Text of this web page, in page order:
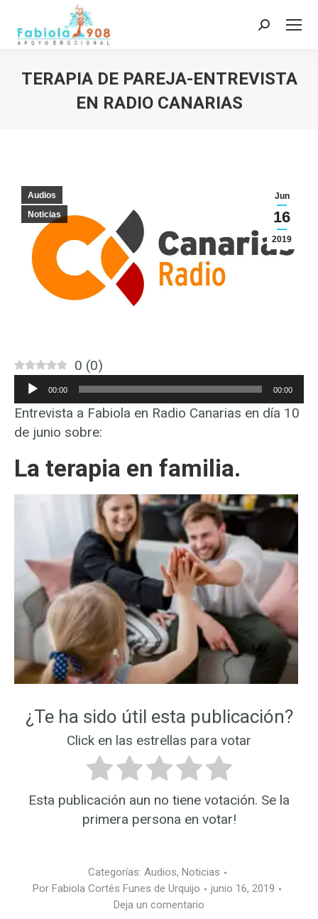
Buscar:
TERAPIA DE PAREJA-ENTREVISTA
EN RADIO CANARIAS
Jun
16
2019
Audios
Noticias
0 (0)
Reproductor
de
audio
00:00 00:00
Entrevista a Fabiola en Radio Canarias en día 10
de junio sobre:
La terapia en familia.
¿Te ha sido útil esta publicación?
Click en las estrellas para votar
Esta publicación aun no tiene votación. Se la
primera persona en votar!
Categorías: Audios, Noticias
Por Fabiola Cortés Funes de Urquijo
junio 16, 2019
Deja un comentario